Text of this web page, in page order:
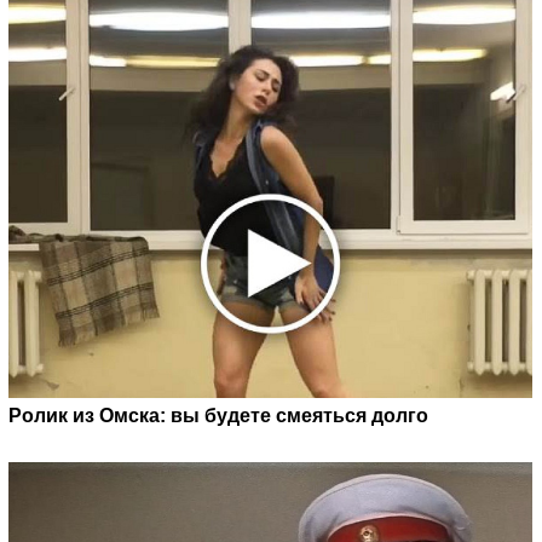
Ролик из Омска: вы будете смеяться долго